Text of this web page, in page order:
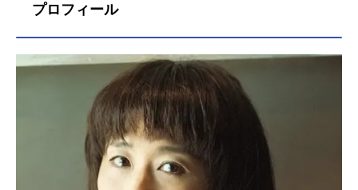
プロフィール